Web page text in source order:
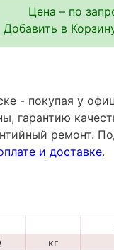
Цена – по
Добавить в
- покупая у
гарантию
ремонт.
и доставке.
кг